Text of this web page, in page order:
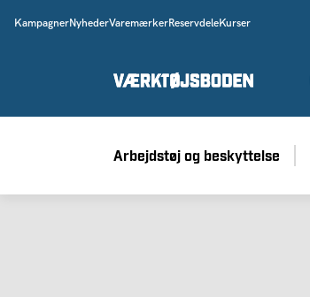
KampagnerNyhederVaremærkerReservdeleKurser
Arbejdstøj og beskyttelse